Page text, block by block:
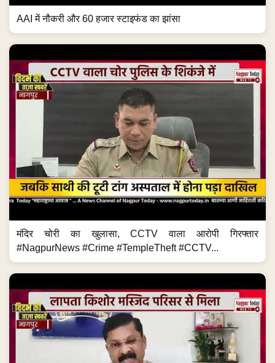
AAI में नौकरी और 60 हजार स्टाइफंड का झांसा
मंदिर चोरी का खुलासा, CCTV वाला आरोपी गिरफ्तार
#NagpurNews #Crime #TempleTheft #CCTV...